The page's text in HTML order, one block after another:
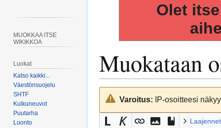
Olet
Muokataan
Siirry
navigaatioon
Siirry
hakuunVaroitus: IP-osoitteesi
MUOKKAA ITSE
WIKIKKOA
Luokat
Katso kaikki...
Väestönsuojelu
SHTF
Kulkuneuvot
Puutarha
Luonto